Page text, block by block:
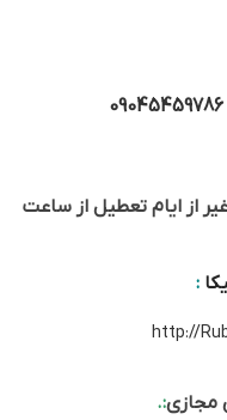
09045459786
از ایام تعطیل از ساعت
:
http://
مجازی:.